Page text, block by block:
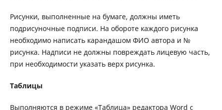
Рисунки, выполненные на бумаге, должны иметь
подрисуночные подписи. На обороте каждого рисунка
необходимо написать карандашом ФИО автора и №
рисунка. Надписи не должны повреждать лицевую часть,
при необходимости указать верх рисунка.
Таблицы
Выполняются в режиме «Таблица» редактора Word с